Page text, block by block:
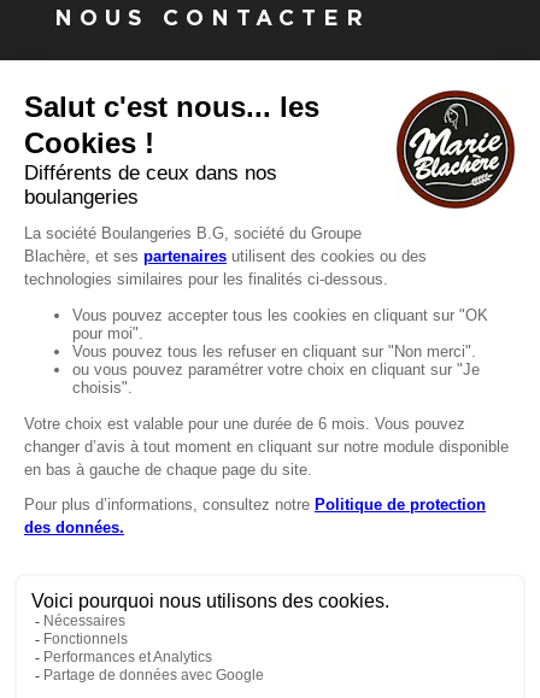
NOUS CONTACTER
Vous souhaitez nous contacter ?
Consultez notre FAQ.
FAQ
Recrutement
MENTIONS
Mentions légales
Protection des données
LignÉthique
Caractéristiques environnementales des